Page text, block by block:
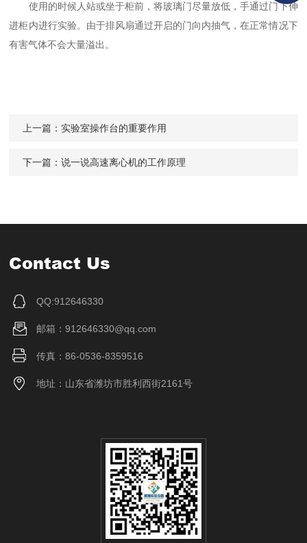
使用的时候人站或坐于柜前，将玻璃门尽量放低，手通过门下伸
进柜内进行实验。由于排风扇通过开启的门向内抽气，在正常情况下
有害气体不会大量溢出。
上一篇： 实验室操作台的重要作用
下一篇：说一说高速离心机的工作原理
Contact Us
QQ:912646330
邮箱：912646330@qq.com
传真：86-0536-8359516
地址：山东省潍坊市胜利西街2161号